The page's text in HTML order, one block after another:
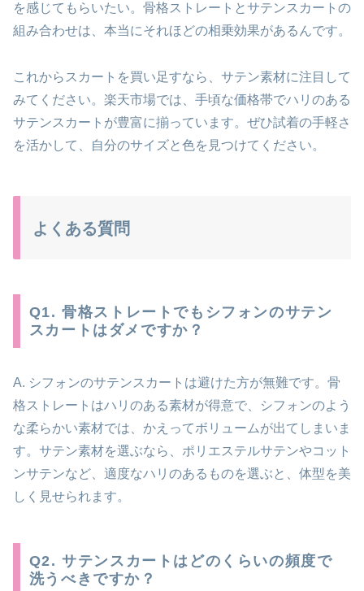
を感じてもらいたい。骨格ストレートとサテンスカートの
組み合わせは、本当にそれほどの相乗効果があるんです。
これからスカートを買い足すなら、サテン素材に注目して
みてください。楽天市場では、手頃な価格帯でハリのある
サテンスカートが豊富に揃っています。ぜひ試着の手軽さ
を活かして、自分のサイズと色を見つけてください。
よくある質問
Q1. 骨格ストレートでもシフォンのサテン
スカートはダメですか？
A. シフォンのサテンスカートは避けた方が無難です。骨
格ストレートはハリのある素材が得意で、シフォンのよう
な柔らかい素材では、かえってボリュームが出てしまいま
す。サテン素材を選ぶなら、ポリエステルサテンやコット
ンサテンなど、適度なハリのあるものを選ぶと、体型を美
しく見せられます。
Q2. サテンスカートはどのくらいの頻度で
洗うべきですか？